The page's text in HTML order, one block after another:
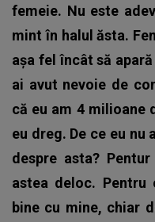
femeie. Nu este
mint în halul ăsta.
așa fel încât să
ai avut nevoie de
că eu am 4 milioane
eu dreg. De ce eu nu
despre asta?
astea deloc.
bine cu mine, chiar